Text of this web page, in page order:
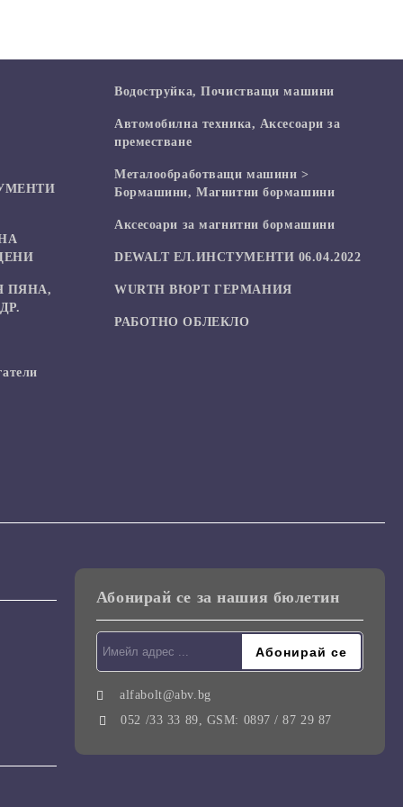
ПЯНА,
Водоструйка, Почистващи машини
Автомобилна техника, Аксесоари за
преместване
Mеталообработващи машини >
Бормашини, Магнитни бормашини
Аксесоари за магнитни бормашини
DEWALT ЕЛ.ИНСТУМЕНТИ 06.04.2022
WURTH ВЮРТ ГЕРМАНИЯ
РАБОТНО ОБЛЕКЛО
Абонирай се за нашия бюлетин
alfabolt@abv.bg
052 /33 33 89, GSM: 0897 / 87 29 87